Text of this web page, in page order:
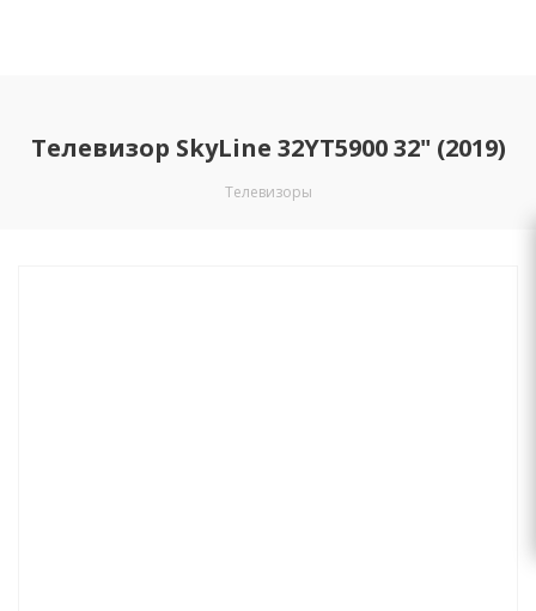
Телевизор SkyLine 32YT5900 32" (2019)
Телевизоры